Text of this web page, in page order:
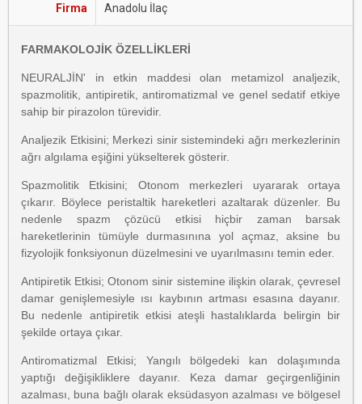
Firma Anadolu İlaç
FARMAKOLOJİK ÖZELLİKLERİ
NEURALJİN' in etkin maddesi olan metamizol analjezik,
spazmolitik, antipiretik, antiromatizmal ve genel sedatif etkiye
sahip bir pirazolon türevidir.
Analjezik Etkisini; Merkezi sinir sistemindeki ağrı merkezlerinin
ağrı algılama eşiğini yükselterek gösterir.
Spazmolitik Etkisini; Otonom merkezleri uyararak ortaya
çıkarır. Böylece peristaltik hareketleri azaltarak düzenler. Bu
nedenle spazm çözücü etkisi hiçbir zaman barsak
hareketlerinin tümüyle durmasınına yol açmaz, aksine bu
fizyolojik fonksiyonun düzelmesini ve uyarılmasını temin eder.
Antipiretik Etkisi; Otonom sinir sistemine ilişkin olarak, çevresel
damar genişlemesiyle ısı kaybının artması esasına dayanır.
Bu nedenle antipiretik etkisi ateşli hastalıklarda belirgin bir
şekilde ortaya çıkar.
Antiromatizmal Etkisi; Yangılı bölgedeki kan dolaşımında
yaptığı değişikliklere dayanır. Keza damar geçirgenliğinin
azalması, buna bağlı olarak eksüdasyon azalması ve bölgesel